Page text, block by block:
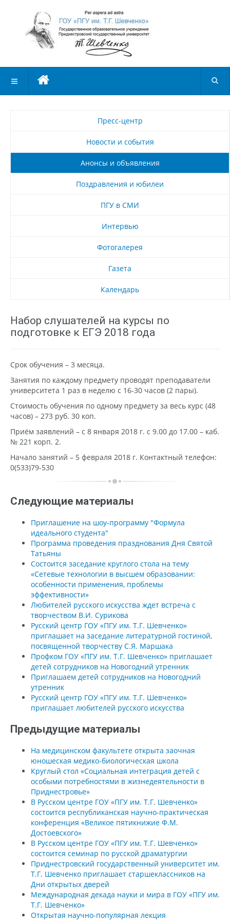
Пресс-центр
Новости и события
Анонсы и объявления
Поздравления и юбилеи
ПГУ в СМИ
Интервью
Фотогалерея
Газета
Календарь
Набор слушателей на курсы по
подготовке к ЕГЭ 2018 года
Срок обучения – 3 месяца.
Занятия по каждому предмету проводят преподаватели
университета 1 раз в неделю с 16-30 часов (2 пары).
Стоимость обучения по одному предмету за весь курс (48
часов) – 273 руб. 30 коп.
Приём заявлений – с 8 января 2018 г. с 9.00 до 17.00 – каб.
№ 221 корп. 2.
Начало занятий – 5 февраля 2018 г. Контактный телефон:
0(533)79-530
Следующие материалы
Приглашение на шоу-программу "Формула
идеального студента"
Программа проведения празднования Дня Святой
Татьяны
Состоится заседание круглого стола на тему
«Сетевые технологии в высшем образовании:
особенности применения, проблемы
эффективности»
Любителей русского искусства ждет встреча с
творчеством В.И. Сурикова
Русский центр ГОУ «ПГУ им. Т.Г. Шевченко»
приглашает на заседание литературной гостиной,
посвященной творчеству С.Я. Маршака
Профком ГОУ «ПГУ им. Т.Г. Шевченко» приглашает
детей сотрудников на Новогодний утренник
Приглашаем детей сотрудников на Новогодний
утренник
Русский центр ГОУ «ПГУ им. Т.Г. Шевченко»
приглашает любителей русского искусства
Предыдущие материалы
На медицинском факультете открыта заочная
юношеская медико-биологическая школа
Круглый стол «Социальная интеграция детей с
особыми потребностями в жизнедеятельности в
Приднестровье»
В Русском центре ГОУ «ПГУ им. Т.Г. Шевченко»
состоится республиканская научно-практическая
конференция «Великое пятикнижие Ф.М.
Достоевского»
В Русском центре ГОУ «ПГУ им. Т.Г. Шевченко»
состоится семинар по русской драматургии
Приднестровский государственный университет им.
Т.Г. Шевченко приглашает старшеклассников на
Дни открытых дверей
Международная декада науки и мира в ГОУ «ПГУ им.
Т.Г. Шевченко»
Открытая научно-популярная лекция